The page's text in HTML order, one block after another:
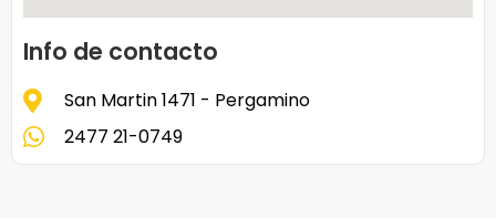
Info de contacto
San Martin 1471 - Pergamino
2477 21-0749